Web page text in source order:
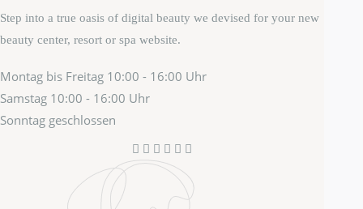
Step into a true oasis of digital beauty we devised for your new
beauty center, resort or spa website.
Montag bis Freitag 10:00 - 16:00 Uhr
Samstag 10:00 - 16:00 Uhr
Sonntag geschlossen